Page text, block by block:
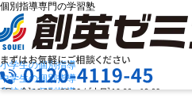
個別指導専門の学習塾
小学生の個別指導
中学生の個別指導
高校生の個別指導